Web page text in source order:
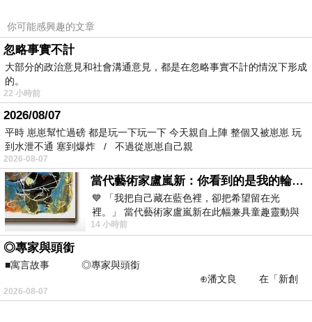
我陷入迷戀而不可自拔的，則是《挪威的森林》（那時看
的還是大陸翻譯版，比時報的版本早出）。
卻是翻過《
概逛過整個森林1000遍有了。那個時候，國內知道村上春
樹的讀者還不多，還沒引爆所謂的＂村上現象＂。
之後的《
舞舞 》、《發條鳥年代記》，則讓我真正見識到他不可思
議的深度魅力。尤其《世界末日與冷酷異境》，這樣一個
拗口嫌長的書名、穿插平行的故事結構，是我個人最鍾愛
的一本村上著作，也認為絕對是這個時代的經典代表作。
這時的村上，已經在台灣紅到不行，紅到我都不好意思承
認我喜歡村上春樹了。
你可能感興趣的文章
忽略事實不計
大部分的政治意見和社會溝通意見，都是在忽略事實不計的情況下形成
的。
22 小時前
2026/08/07
平時 崽崽幫忙過磅 都是玩一下玩一下 今天親自上陣 整個又被崽崽 玩
到水泄不通 塞到爆炸 / 不過從崽崽自己親
2026-08-07
當代藝術家盧嵐新：你看到的是我的輪廓，還是你的故事？——藏在藍色裡的希望與光
💙 「我把自己藏在藍色裡，卻把希望留在光
裡。」 當代藝術家盧嵐新在此幅兼具童趣靈動與
抽象韻味的新作中，用湛藍的羽翼般色塊包覆著
14 小時前
◎專家與頭銜
■寓言故事 ◎專家與頭銜
⊕潘文良 在「新創
之谷」裡——
2026-08-07